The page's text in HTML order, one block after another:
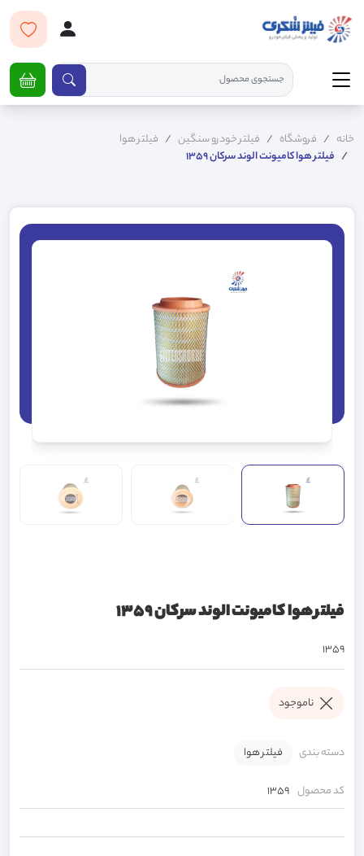
خانه فروشگاه فیلتر خودرو سنگین
فیلتر هوا
فیلتر هوا کامیونت الوند سرکان 1359
فیلتر هوا کامیونت الوند سرکان 1359
1359
ناموجود
دسته بندی فیلتر هوا
کد محصول 1359